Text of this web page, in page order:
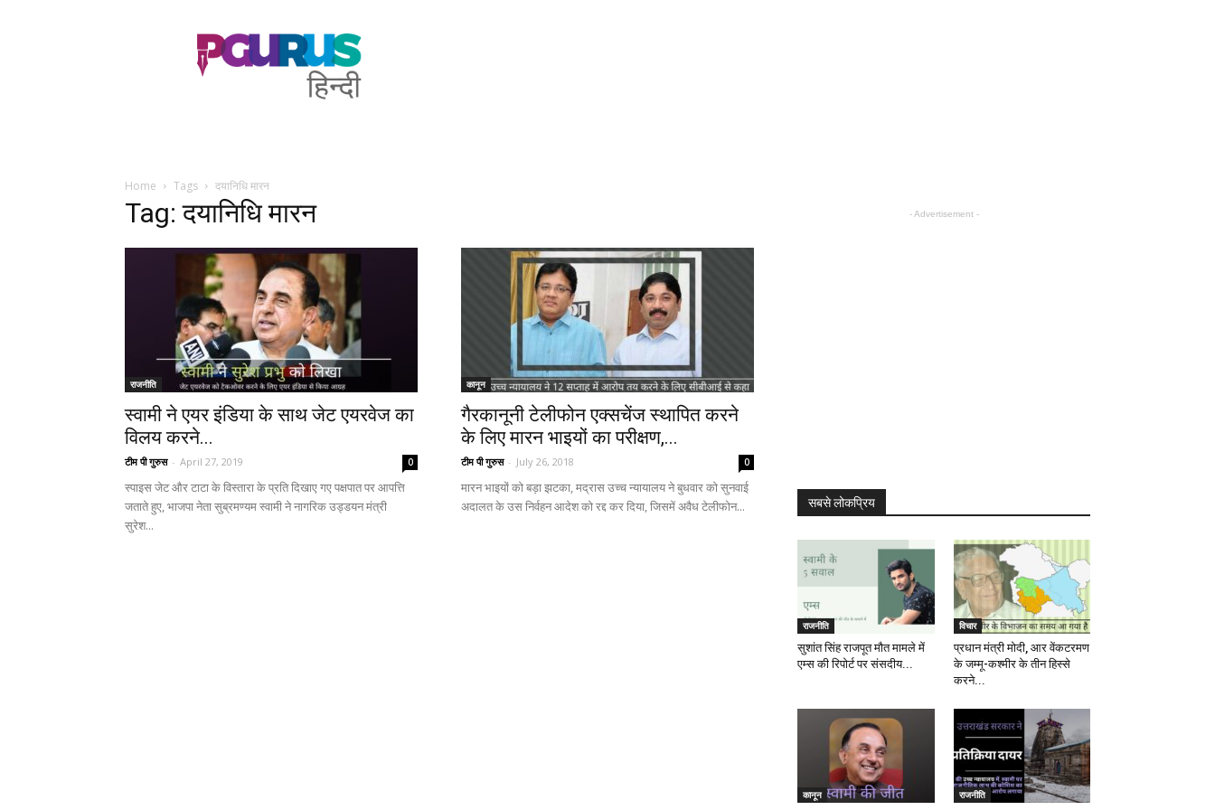
PGurus
Hindi
Home Tags दयानिधि मारन
Tag: दयानिधि मारन
राजनीति
स्वामी ने एयर इंडिया के साथ जेट एयरवेज का
विलय करने...
टीम पी गुरुस - April 27, 2019 0
स्पाइस जेट और टाटा के विस्तारा के प्रति दिखाए गए पक्षपात पर आपत्ति
जताते हुए, भाजपा नेता सुब्रमण्यम स्वामी ने नागरिक उड्डयन मंत्री
सुरेश...
कानून
गैरकानूनी टेलीफोन एक्सचेंज स्थापित करने
के लिए मारन भाइयों का परीक्षण,...
टीम पी गुरुस - July 26, 2018 0
मारन भाइयों को बड़ा झटका, मद्रास उच्च न्यायालय ने बुधवार को सुनवाई
अदालत के उस निर्वहन आदेश को रद्द कर दिया, जिसमें अवैध टेलीफोन...
- Advertisement -
सबसे लोकप्रिय
राजनीति
सुशांत सिंह राजपूत मौत मामले में
एम्स की रिपोर्ट पर संसदीय...
विचार
प्रधान मंत्री मोदी, आर वेंकटरमण
के जम्मू-कश्मीर के तीन हिस्से
करने...
कानून राजनीति